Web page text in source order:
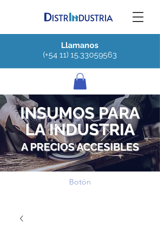
Llamanos
(+54 11) 15.33059563
INSUMOS PARA
LA INDUSTRIA
A PRECIOS ACCESIBLES
Botón